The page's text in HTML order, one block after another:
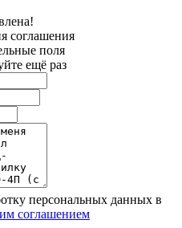
соглашения
поля
ещё раз
персональных данных в
соглашением